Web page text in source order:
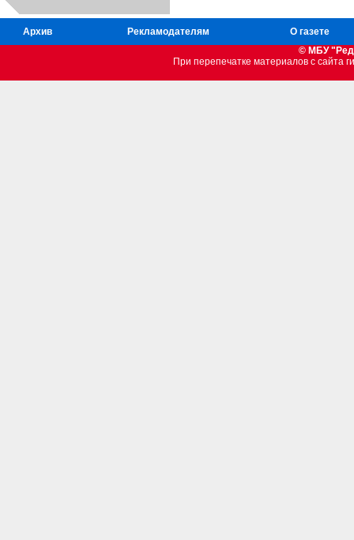
Архив Рекламодателям
О газете
© МБУ
При перепечатке материалов c сайта